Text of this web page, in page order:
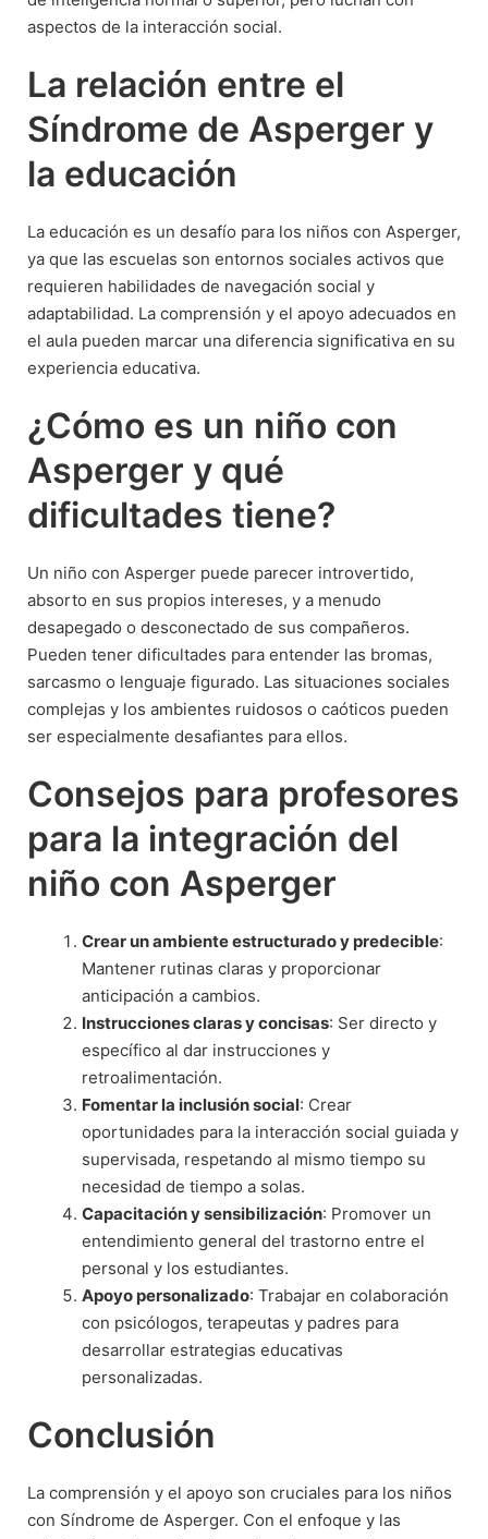
aspectos de la interacción social.
La relación entre el
Síndrome de Asperger y
la educación
La educación es un desafío para los niños con Asperger,
ya que las escuelas son entornos sociales activos que
requieren habilidades de navegación social y
adaptabilidad. La comprensión y el apoyo adecuados en
el aula pueden marcar una diferencia significativa en su
experiencia educativa.
¿Cómo es un niño con
Asperger y qué
dificultades tiene?
Un niño con Asperger puede parecer introvertido,
absorto en sus propios intereses, y a menudo
desapegado o desconectado de sus compañeros.
Pueden tener dificultades para entender las bromas,
sarcasmo o lenguaje figurado. Las situaciones sociales
complejas y los ambientes ruidosos o caóticos pueden
ser especialmente desafiantes para ellos.
Consejos para profesores
para la integración del
niño con Asperger
Crear un ambiente estructurado y predecible:
Mantener rutinas claras y proporcionar
anticipación a cambios.
Instrucciones claras y concisas: Ser directo y
específico al dar instrucciones y
retroalimentación.
Fomentar la inclusión social: Crear
oportunidades para la interacción social guiada y
supervisada, respetando al mismo tiempo su
necesidad de tiempo a solas.
Capacitación y sensibilización: Promover un
entendimiento general del trastorno entre el
personal y los estudiantes.
Apoyo personalizado: Trabajar en colaboración
con psicólogos, terapeutas y padres para
desarrollar estrategias educativas
personalizadas.
Conclusión
La comprensión y el apoyo son cruciales para los niños
con Síndrome de Asperger. Con el enfoque y las